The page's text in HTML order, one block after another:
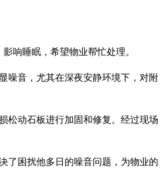
响睡眠，希望物业帮忙处理。
噪音，尤其在深夜安静环境下，对附
松动石板进行加固和修复。经过现场
了困扰他多日的噪音问题，为物业的